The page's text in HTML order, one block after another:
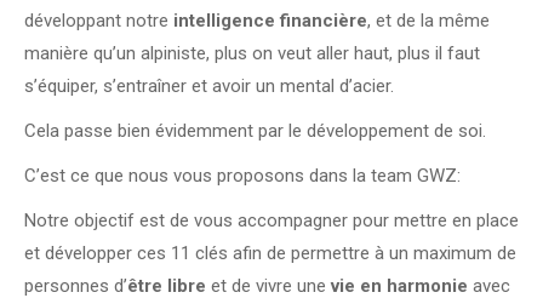
développant notre intelligence financière, et de la même
manière qu’un alpiniste, plus on veut aller haut, plus il faut
s’équiper, s’entraîner et avoir un mental d’acier.
Cela passe bien évidemment par le développement de soi.
C’est ce que nous vous proposons dans la team GWZ:
Notre objectif est de vous accompagner pour mettre en place
et développer ces 11 clés afin de permettre à un maximum de
personnes d’être libre et de vivre unevie en harmonie avec